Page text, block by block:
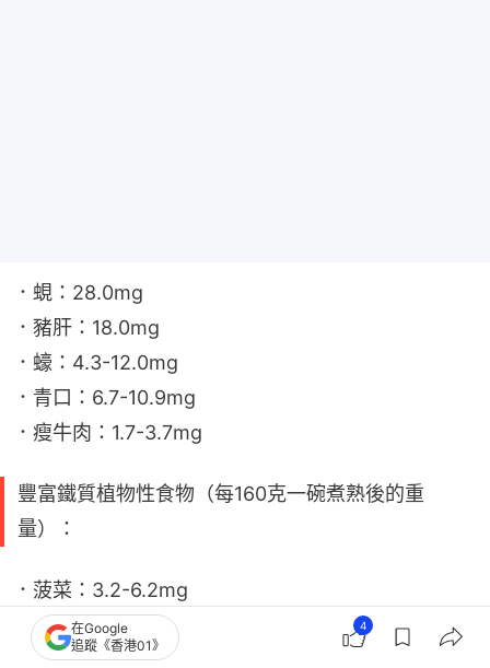
．蜆：28.0mg
．豬肝：18.0mg
．蠔：4.3-12.0mg
．青口：6.7-10.9mg
．瘦牛肉：1.7-3.7mg
豐富鐵質植物性食物（每160克一碗煮熟後的重
量）：
．菠菜：3.2-6.2mg
．枝豆：3.6mg
．青豆：2.5mg
在Google
追蹤《香港01》
4